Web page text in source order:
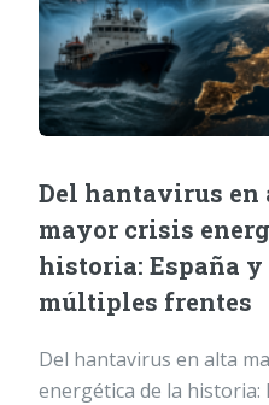
Del hantavirus en
mayor crisis
historia: España
múltiples frentes
Del hantavirus en alta
energética de la historia: